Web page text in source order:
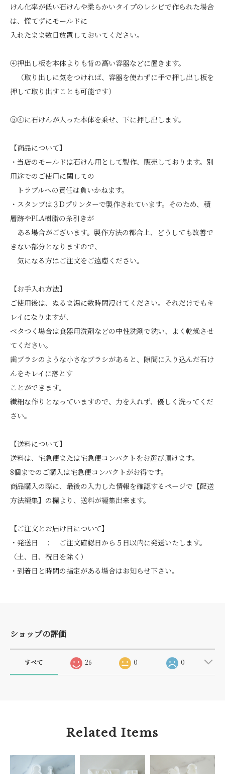
けん化率が低い石けんや柔らかいタイプのレシピで作られた場合
は、慌てずにモールドに
入れたまま数日放置しておいてください。
④押出し板を本体よりも背の高い容器などに置きます。
（取り出しに気をつければ、容器を使わずに手で押し出し板を
押して取り出すことも可能です）
⑤④に石けんが入った本体を乗せ、下に押し出します。
【商品について】
・当店のモールドは石けん用として製作、販売しております。別
用途でのご使用に関しての
トラブルへの責任は負いかねます。
・スタンプは３Dプリンターで製作されています。そのため、積
層跡やPLA樹脂の糸引きが
ある場合がございます。製作方法の都合上、どうしても改善で
きない部分となりますので、
気になる方はご注文をご遠慮ください。
【お手入れ方法】
ご使用後は、ぬるま湯に数時間浸けてください。それだけでもキ
レイになりますが、
ベタつく場合は食器用洗剤などの中性洗剤で洗い、よく乾燥させ
てください。
歯ブラシのような小さなブラシがあると、隙間に入り込んだ石け
んをキレイに落とす
ことができます。
繊細な作りとなっていますので、力を入れず、優しく洗ってくだ
さい。
【送料について】
送料は、宅急便または宅急便コンパクトをお選び頂けます。
8個までのご購入は宅急便コンパクトがお得です。
商品購入の際に、最後の入力した情報を確認するページで【配送
方法編集】の欄より、送料が編集出来ます。
【ご注文とお届け日について】
・発送日 ： ご注文確認日から５日以内に発送いたします。
（土、日、祝日を除く）
・到着日と時間の指定がある場合はお知らせ下さい。
ショップの評価
すべて 26 0 0
Related Items